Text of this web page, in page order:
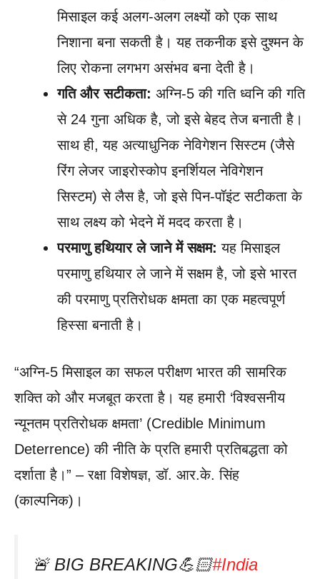
मिसाइल कई अलग-अलग लक्ष्यों को एक साथ
निशाना बना सकती है। यह तकनीक इसे दुश्मन के
लिए रोकना लगभग असंभव बना देती है।
गति और सटीकता: अग्नि-5 की गति ध्वनि की गति
से 24 गुना अधिक है, जो इसे बेहद तेज बनाती है।
साथ ही, यह अत्याधुनिक नेविगेशन सिस्टम (जैसे
रिंग लेजर जाइरोस्कोप इनर्शियल नेविगेशन
सिस्टम) से लैस है, जो इसे पिन-पॉइंट सटीकता के
साथ लक्ष्य को भेदने में मदद करता है।
परमाणु हथियार ले जाने में सक्षम: यह मिसाइल
परमाणु हथियार ले जाने में सक्षम है, जो इसे भारत
की परमाणु प्रतिरोधक क्षमता का एक महत्वपूर्ण
हिस्सा बनाती है।
“अग्नि-5 मिसाइल का सफल परीक्षण भारत की सामरिक
शक्ति को और मजबूत करता है। यह हमारी ‘विश्वसनीय
न्यूनतम प्रतिरोधक क्षमता’ (Credible Minimum
Deterrence) की नीति के प्रति हमारी प्रतिबद्धता को
दर्शाता है।” – रक्षा विशेषज्ञ, डॉ. आर.के. सिंह
(काल्पनिक)।
🚨 BIG BREAKING💪🏻#India